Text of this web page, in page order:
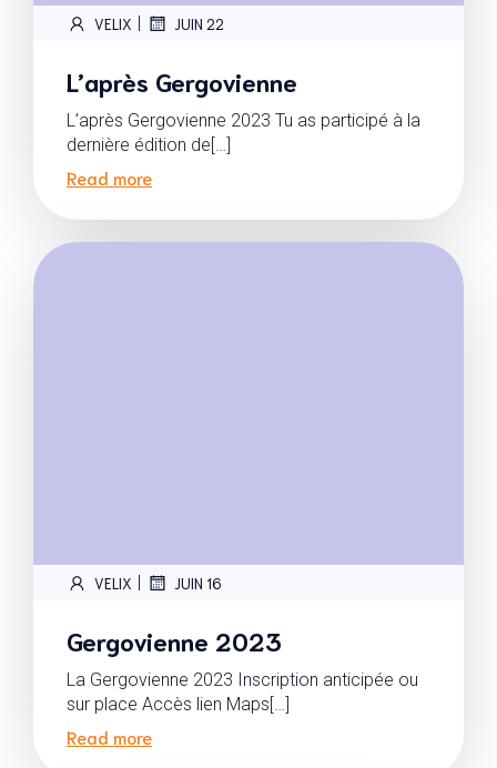
VELIX | JUIN 22
L’après Gergovienne
L’après Gergovienne 2023 Tu as participé à la
dernière édition de[…]
Read more
VELIX | JUIN 16
Gergovienne 2023
La Gergovienne 2023 Inscription anticipée ou
sur place Accès lien Maps[…]
Read more